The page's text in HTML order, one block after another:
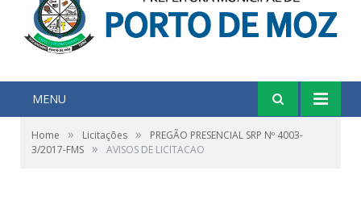
MENU
Home » Licitações »
PREGÃO PRESENCIAL SRP Nº 4003-
3/2017-FMS » AVISOS DE LICITACAO